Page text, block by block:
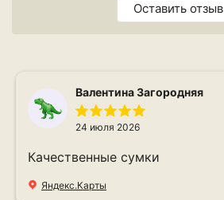
Оставить отзыв
Валентина Загородняя
24 июля 2026
Качественные сумки
Яндекс.Карты